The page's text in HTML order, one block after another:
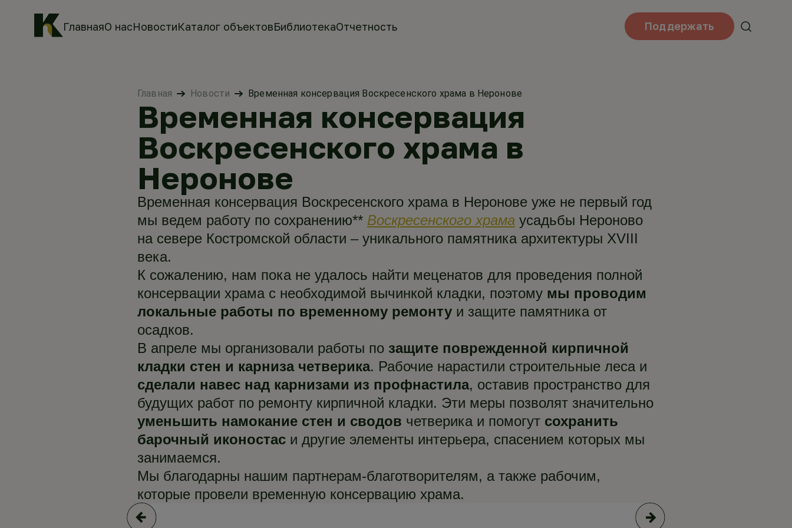
ГлавнаяО насНовостиКаталог объектовБиблиотекаОтчетность Поддержать
Главная Новости Временная консервация Воскресенского храма в Неронове
Временная консервация
Воскресенского храма в
Неронове
Временная консервация Воскресенского храма в Неронове уже не первый год
мы ведем работу по сохранению** Воскресенского храма усадьбы Нероново
на севере Костромской области – уникального памятника архитектуры XVIII
века.
К сожалению, нам пока не удалось найти меценатов для проведения полной
консервации храма с необходимой вычинкой кладки, поэтому мы проводим
локальные работы по временному ремонту и защите памятника от
осадков.
В апреле мы организовали работы по защите поврежденной кирпичной
кладки стен и карниза четверика. Рабочие нарастили строительные леса и
сделали навес над карнизами из профнастила, оставив пространство для
будущих работ по ремонту кирпичной кладки. Эти меры позволят значительно
уменьшить намокание стен и сводов четверика и помогут сохранить
барочный иконостас и другие элементы интерьера, спасением которых мы
занимаемся.
Мы благодарны нашим партнерам-благотворителям, а также рабочим,
которые провели временную консервацию храма.